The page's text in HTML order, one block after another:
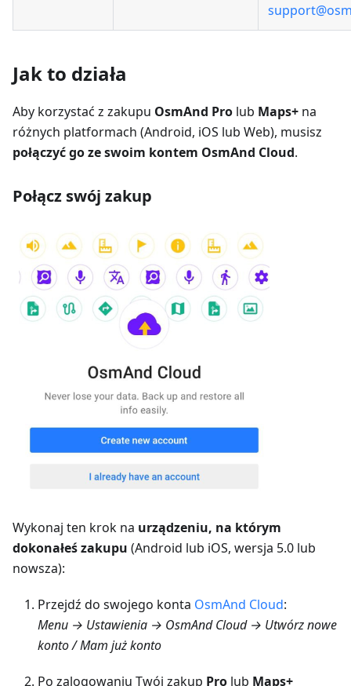
Jak to działa
Aby korzystać z zakupu OsmAnd Pro lub Maps+ na
różnych platformach (Android, iOS lub Web), musisz
połączyć go ze swoim kontem OsmAnd Cloud.
Połącz swój zakup
Wykonaj ten krok na urządzeniu, na którym
dokonałeś zakupu (Android lub iOS, wersja 5.0 lub
nowsza):
Przejdź do swojego konta OsmAnd Cloud:
Menu → Ustawienia → OsmAnd Cloud → Utwórz nowe
konto / Mam już konto
Po zalogowaniu Twój zakup Pro lub Maps+